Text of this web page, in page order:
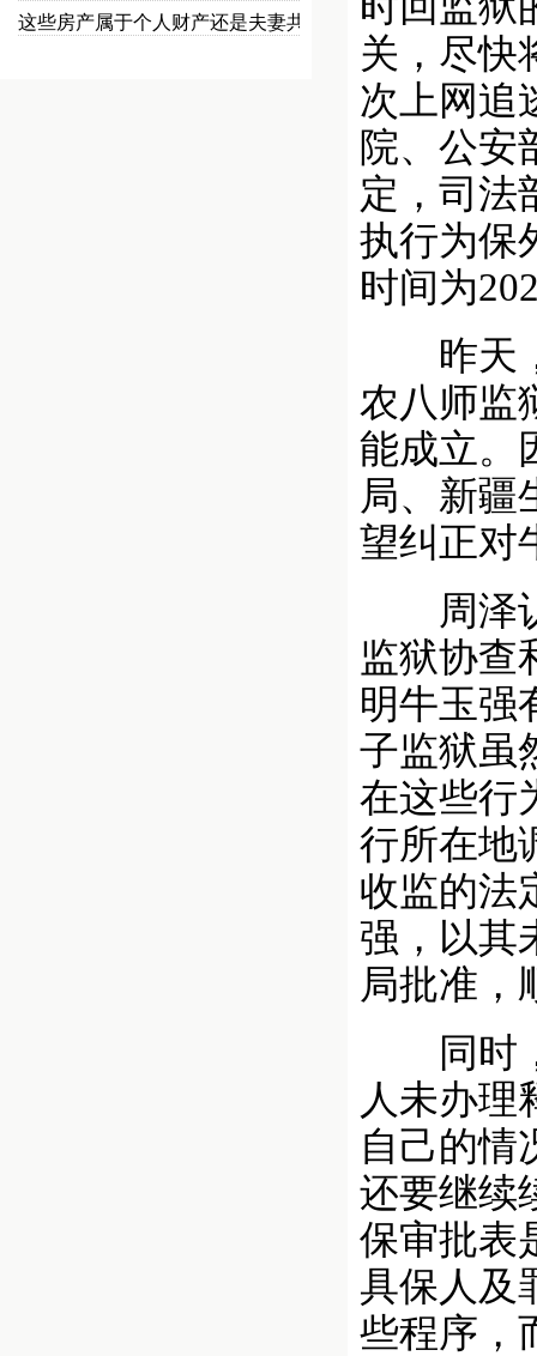
这些房产属于个人财产还是夫妻共同…
关，尽快
次上网追
院、公安
定，司法
执行为保
时间为
昨天，
农八师监
能成立。
局、新疆
望纠正对
周泽认
监狱协查
明牛玉强
子监狱虽
在这些行
行所在地
收监的法
强，以其
局批准，
同时，
人未办理
自己的情
还要继续
保审批表
具保人及
些程序，